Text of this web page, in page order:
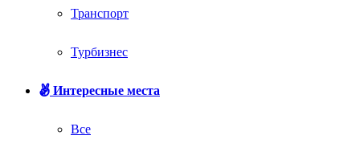
Транспорт
Турбизнес
Интересные места
Все